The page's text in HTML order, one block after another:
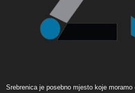
Srebrenica je posebno mjesto koje